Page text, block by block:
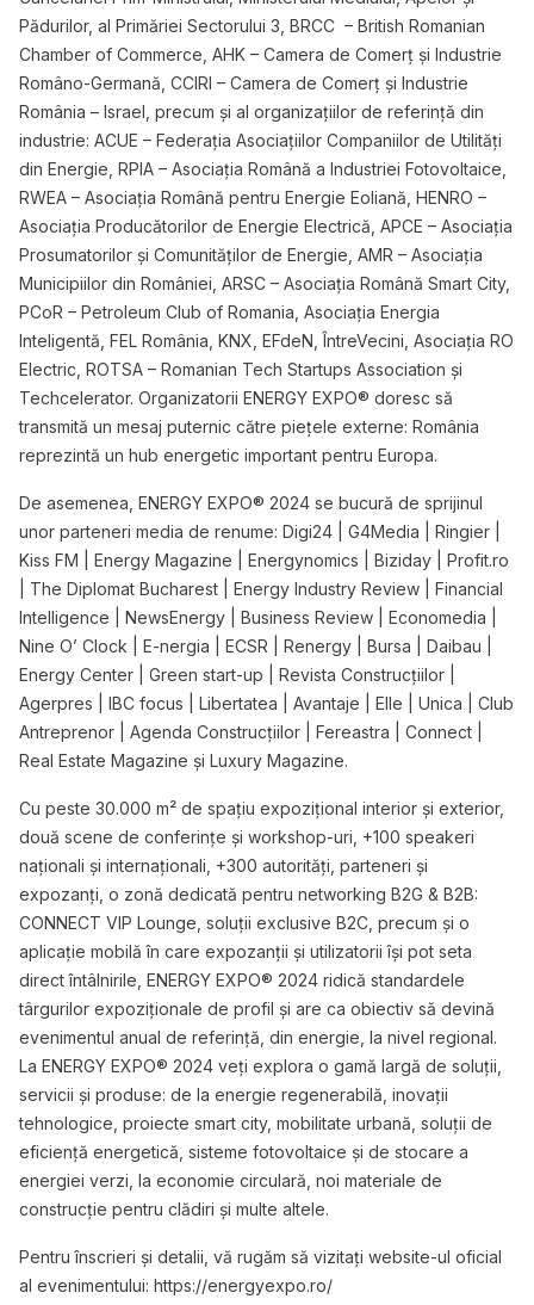
Pădurilor, al Primăriei Sectorului 3, BRCC – British Romanian
Chamber of Commerce, AHK – Camera de Comerț și Industrie
Româno-Germană, CCIRI – Camera de Comerț și Industrie
România – Israel, precum și al organizațiilor de referință din
industrie: ACUE – Federația Asociațiilor Companiilor de Utilități
din Energie, RPIA – Asociația Română a Industriei Fotovoltaice,
RWEA – Asociația Română pentru Energie Eoliană, HENRO –
Asociația Producătorilor de Energie Electrică, APCE – Asociația
Prosumatorilor și Comunităților de Energie, AMR – Asociația
Municipiilor din României, ARSC – Asociația Română Smart City,
PCoR – Petroleum Club of Romania, Asociația Energia
Inteligentă, FEL România, KNX, EFdeN, ÎntreVecini, Asociația RO
Electric, ROTSA – Romanian Tech Startups Association și
Techcelerator. Organizatorii ENERGY EXPO® doresc să
transmită un mesaj puternic către piețele externe: România
reprezintă un hub energetic important pentru Europa.
De asemenea, ENERGY EXPO® 2024 se bucură de sprijinul
unor parteneri media de renume: Digi24 | G4Media | Ringier |
Kiss FM | Energy Magazine | Energynomics | Biziday | Profit.ro
| The Diplomat Bucharest | Energy Industry Review | Financial
Intelligence | NewsEnergy | Business Review | Economedia |
Nine O’ Clock | E-nergia | ECSR | Renergy | Bursa | Daibau |
Energy Center | Green start-up | Revista Construcțiilor |
Agerpres | IBC focus | Libertatea | Avantaje | Elle | Unica | Club
Antreprenor | Agenda Construcțiilor | Fereastra | Connect |
Real Estate Magazine și Luxury Magazine.
Cu peste 30.000 m² de spațiu expozițional interior și exterior,
două scene de conferințe și workshop-uri, +100 speakeri
naționali și internaționali, +300 autorități, parteneri și
expozanți, o zonă dedicată pentru networking B2G & B2B:
CONNECT VIP Lounge, soluții exclusive B2C, precum și o
aplicație mobilă în care expozanții și utilizatorii își pot seta
direct întâlnirile, ENERGY EXPO® 2024 ridică standardele
târgurilor expoziționale de profil și are ca obiectiv să devină
evenimentul anual de referință, din energie, la nivel regional.
La ENERGY EXPO® 2024 veți explora o gamă largă de soluții,
servicii și produse: de la energie regenerabilă, inovații
tehnologice, proiecte smart city, mobilitate urbană, soluții de
eficiență energetică, sisteme fotovoltaice și de stocare a
energiei verzi, la economie circulară, noi materiale de
construcție pentru clădiri și multe altele.
Pentru înscrieri și detalii, vă rugăm să vizitați website-ul oficial
al evenimentului: https://energyexpo.ro/